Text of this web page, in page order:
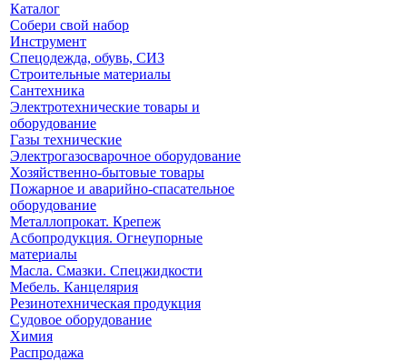
Каталог
Собери свой набор
Инструмент
Спецодежда, обувь, СИЗ
Строительные материалы
Сантехника
Электротехнические товары и
оборудование
Газы технические
Электрогазосварочное оборудование
Хозяйственно-бытовые товары
Пожарное и аварийно-спасательное
оборудование
Металлопрокат. Крепеж
Асбопродукция. Огнеупорные
материалы
Масла. Смазки. Спецжидкости
Мебель. Канцелярия
Резинотехническая продукция
Судовое оборудование
Химия
Распродажа